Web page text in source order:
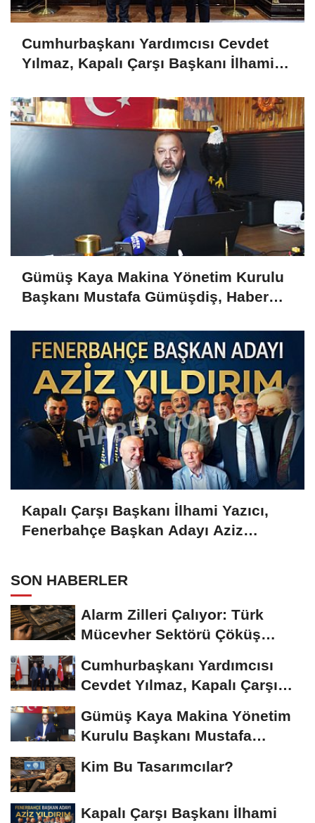
Cumhurbaşkanı Yardımcısı Cevdet
Yılmaz, Kapalı Çarşı Başkanı İlhami
Gümüş Kaya Makina Yönetim Kurulu
Başkanı Mustafa Gümüşdiş, Haber
Kapalı Çarşı Başkanı İlhami Yazıcı,
Fenerbahçe Başkan Adayı Aziz
SON HABERLER
Alarm Zilleri Çalıyor: Türk
Mücevher Sektörü Çöküş
Cumhurbaşkanı Yardımcısı
Cevdet Yılmaz, Kapalı Çarşı
Gümüş Kaya Makina Yönetim
Kurulu Başkanı Mustafa
Kim Bu Tasarımcılar?
Kapalı Çarşı Başkanı İlhami